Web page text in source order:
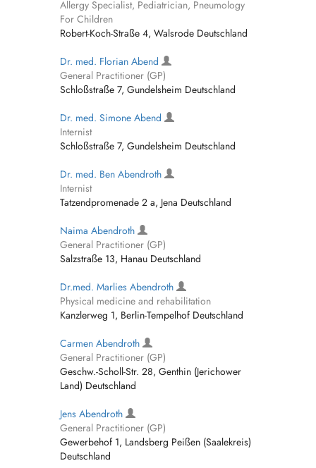
Allergy Specialist, Pediatrician, Pneumology
For Children
Robert-Koch-Straße 4, Walsrode Deutschland
Dr. med. Florian Abend
General Practitioner (GP)
Schloßstraße 7, Gundelsheim Deutschland
Dr. med. Simone Abend
Internist
Schloßstraße 7, Gundelsheim Deutschland
Dr. med. Ben Abendroth
Internist
Tatzendpromenade 2 a, Jena Deutschland
Naima Abendroth
General Practitioner (GP)
Salzstraße 13, Hanau Deutschland
Dr.med. Marlies Abendroth
Physical medicine and rehabilitation
Kanzlerweg 1, Berlin-Tempelhof Deutschland
Carmen Abendroth
General Practitioner (GP)
Geschw.-Scholl-Str. 28, Genthin (Jerichower
Land) Deutschland
Jens Abendroth
General Practitioner (GP)
Gewerbehof 1, Landsberg Peißen (Saalekreis)
Deutschland